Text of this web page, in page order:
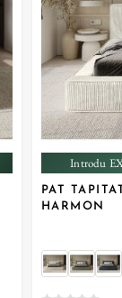
Introdu
PAT
HARMON